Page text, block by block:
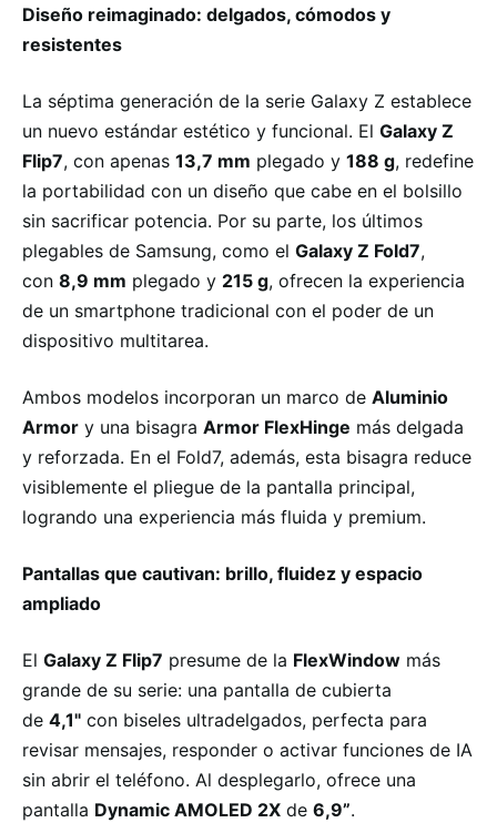
Diseño reimaginado: delgados, cómodos y
resistentes
La séptima generación de la serie Galaxy Z establece
un nuevo estándar estético y funcional. El Galaxy Z
Flip7, con apenas 13,7 mm plegado y 188 g, redefine
la portabilidad con un diseño que cabe en el bolsillo
sin sacrificar potencia. Por su parte, los últimos
plegables de Samsung, como el Galaxy Z Fold7,
con 8,9 mm plegado y 215 g, ofrecen la experiencia
de un smartphone tradicional con el poder de un
dispositivo multitarea.
Ambos modelos incorporan un marco de Aluminio
Armor y una bisagra Armor FlexHinge más delgada
y reforzada. En el Fold7, además, esta bisagra reduce
visiblemente el pliegue de la pantalla principal,
logrando una experiencia más fluida y premium.
Pantallas que cautivan: brillo, fluidez y espacio
ampliado
El Galaxy Z Flip7 presume de la FlexWindow más
grande de su serie: una pantalla de cubierta
de 4,1" con biseles ultradelgados, perfecta para
revisar mensajes, responder o activar funciones de IA
sin abrir el teléfono. Al desplegarlo, ofrece una
pantalla Dynamic AMOLED 2X de 6,9”.